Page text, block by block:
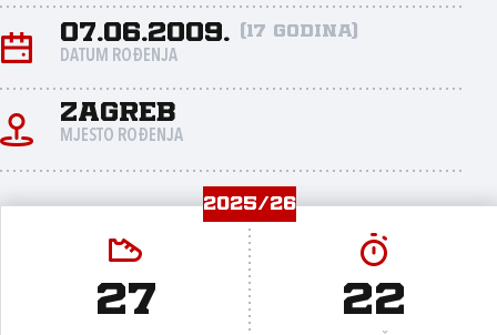
07.06.2009. (17 godina)
DATUM ROĐENJA
Zagreb
MJESTO ROĐENJA
2025/26
27 22